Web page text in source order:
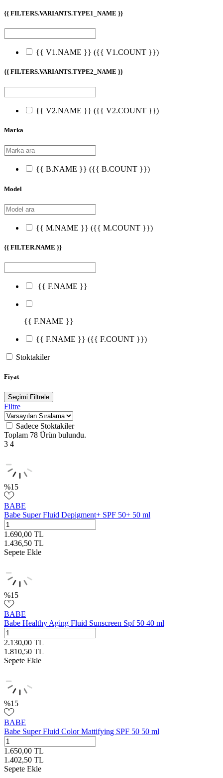
{{ FILTERS.VARIANTS.TYPE1_NAME }}
{{ V1.NAME }} ({{ V1.COUNT }})
{{ FILTERS.VARIANTS.TYPE2_NAME }}
{{ V2.NAME }} ({{ V2.COUNT }})
Marka
{{ B.NAME }} ({{ B.COUNT }})
Model
{{ M.NAME }} ({{ M.COUNT }})
{{ FILTER.NAME }}
{{ F.NAME }}
{{ F.NAME }}
{{ F.NAME }} ({{ F.COUNT }})
Stoktakiler
Fiyat
Seçimi Filtrele
Filtre
Sadece Stoktakiler
Toplam 78 Ürün bulundu.
3 4
%15
BABE
Babe Super Fluid Depigment+ SPF 50+ 50 ml
1.690,00 TL
1.436,50 TL
Sepete Ekle
%15
BABE
Babe Healthy Aging Fluid Sunscreen Spf 50 40 ml
2.130,00 TL
1.810,50 TL
Sepete Ekle
%15
BABE
Babe Super Fluid Color Mattifying SPF 50 50 ml
1.650,00 TL
1.402,50 TL
Sepete Ekle